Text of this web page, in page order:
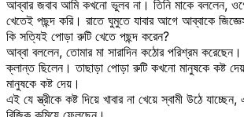
আব্বার জবাব আমি কখনো ভুলব না। তিনি মাকে বললেন,
খেতেই পছন্দ করি। রাতে ঘুমুতে যাবার আগে আব্বাকে
কি সত্যিই পোড়া রুটি খেতে পছন্দ করেন?
আব্বা বললেন, তোমার মা সারাদিন কঠোর পরিশ্রম
ক্লান্ত ছিলেন। তাছাড়া পোড়া রুটি কখনো মানুষকে কষ্ট
মানুষকে কষ্ট দেয়।
এই যে স্ত্রীকে কষ্ট দিয়ে খাবার না খেয়ে স্বামী উঠে